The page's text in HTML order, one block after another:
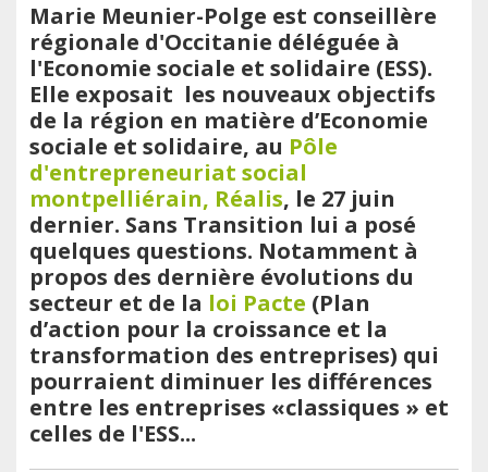
Marie Meunier-Polge est conseillère
régionale d'Occitanie déléguée à
l'Economie sociale et solidaire (ESS).
Elle exposait les nouveaux objectifs
de la région en matière d’Economie
sociale et solidaire, au Pôle
d'entrepreneuriat social
montpelliérain, Réalis, le 27 juin
dernier. Sans Transition lui a posé
quelques questions. Notamment à
propos des dernière évolutions du
secteur et de la loi Pacte (Plan
d’action pour la croissance et la
transformation des entreprises) qui
pourraient diminuer les différences
entre les entreprises «classiques » et
celles de l'ESS...